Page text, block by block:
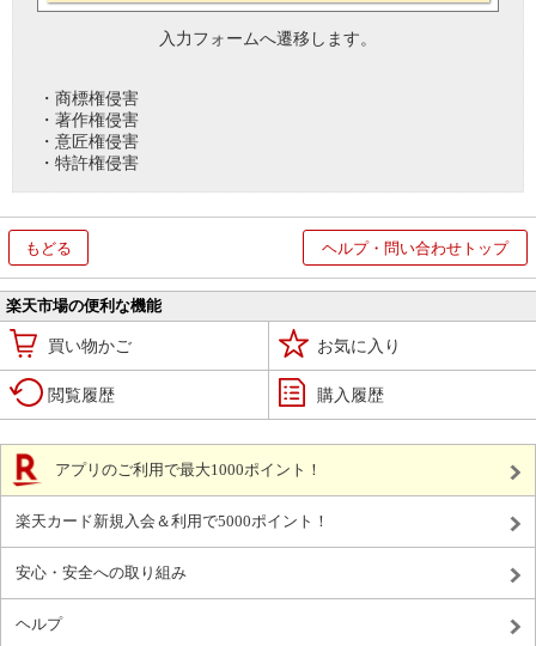
入力フォームへ遷移します。
・商標権侵害
・著作権侵害
・意匠権侵害
・特許権侵害
もどる ヘルプ・問い合わせトップ
楽天市場の便利な機能
買い物かご お気に入り
閲覧履歴 購入履歴
アプリのご利用で最大1000ポイント！
楽天カード新規入会＆利用で5000ポイント！
安心・安全への取り組み
ヘルプ